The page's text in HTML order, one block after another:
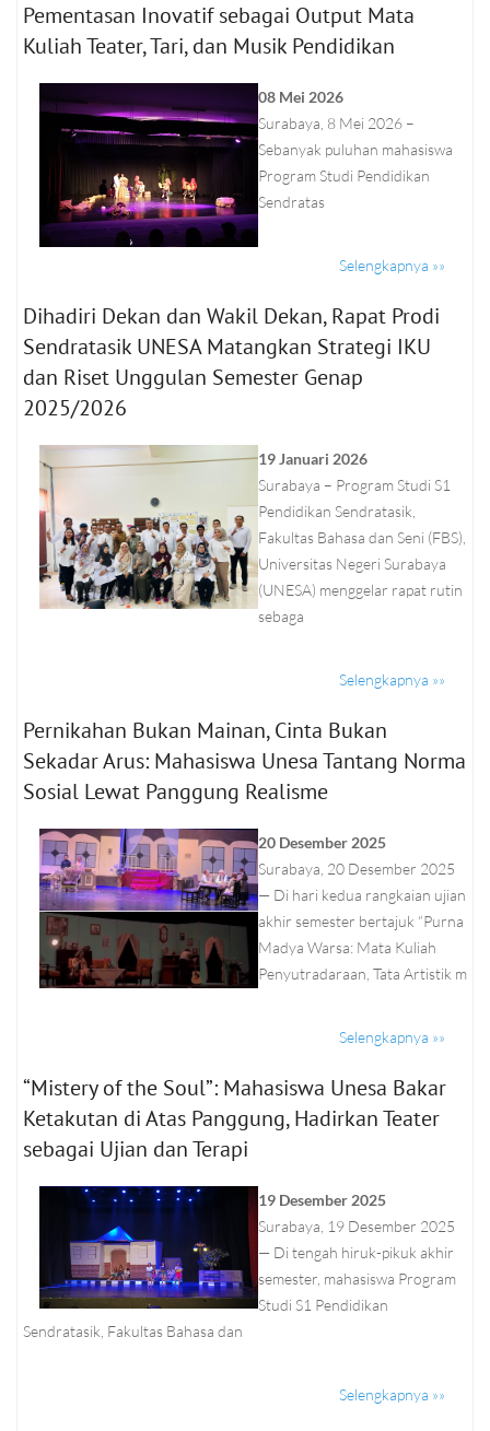
Pementasan Inovatif sebagai Output Mata
Kuliah Teater, Tari, dan Musik Pendidikan
08 Mei 2026
Surabaya, 8 Mei 2026 –
Sebanyak puluhan mahasiswa
Program Studi Pendidikan
Sendratas
Selengkapnya »»
Dihadiri Dekan dan Wakil Dekan, Rapat Prodi
Sendratasik UNESA Matangkan Strategi IKU
dan Riset Unggulan Semester Genap
2025/2026
19 Januari 2026
Surabaya – Program Studi S1
Pendidikan Sendratasik,
Fakultas Bahasa dan Seni (FBS),
Universitas Negeri Surabaya
(UNESA) menggelar rapat rutin
sebaga
Selengkapnya »»
Pernikahan Bukan Mainan, Cinta Bukan
Sekadar Arus: Mahasiswa Unesa Tantang Norma
Sosial Lewat Panggung Realisme
20 Desember 2025
Surabaya, 20 Desember 2025
— Di hari kedua rangkaian ujian
akhir semester bertajuk “Purna
Madya Warsa: Mata Kuliah
Penyutradaraan, Tata Artistik m
Selengkapnya »»
“Mistery of the Soul”: Mahasiswa Unesa Bakar
Ketakutan di Atas Panggung, Hadirkan Teater
sebagai Ujian dan Terapi
19 Desember 2025
Surabaya, 19 Desember 2025
— Di tengah hiruk-pikuk akhir
semester, mahasiswa Program
Studi S1 Pendidikan
Sendratasik, Fakultas Bahasa dan
Selengkapnya »»